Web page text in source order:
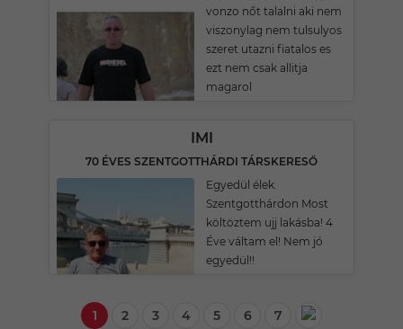
vonzo nőt talalni aki nem
viszonylag nem tulsulyos
szeret utazni fiatalos es
ezt nem csak allitja
magarol
IMI
70 ÉVES SZENTGOTTHÁRDI TÁRSKERESŐ
Egyedül élek.
Szentgotthárdon Most
költöztem ujj lakásba! 4
Éve váltam el! Nem jó
egyedül!!
1 2 3 4 5 6 7